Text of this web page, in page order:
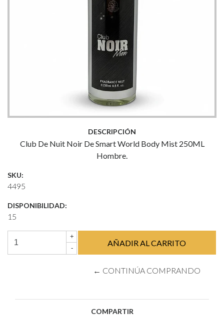
DESCRIPCIÓN
Club De Nuit Noir De Smart World Body Mist 250ML
Hombre.
SKU:
4495
DISPONIBILIDAD:
15
+
-
← CONTINÚA COMPRANDO
COMPARTIR